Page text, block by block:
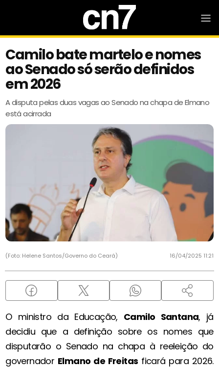
Camilo bate martelo e nomes
ao Senado só serão definidos
em 2026
A disputa pelas duas vagas ao Senado na chapa de Elmano
está acirrada
(Foto: Helene Santos/Governo do Ceará) 16/04/2025 11:21
O ministro da Educação, Camilo Santana, já
decidiu que a definição sobre os nomes que
disputarão o Senado na chapa à reeleição do
governador Elmano de Freitas ficará para 2026.